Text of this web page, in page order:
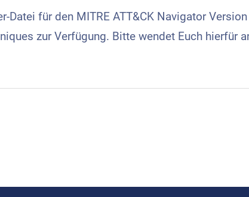
Datei für den MITRE ATT&CK Navigator
zur Verfügung. Bitte wendet Euch hierfür